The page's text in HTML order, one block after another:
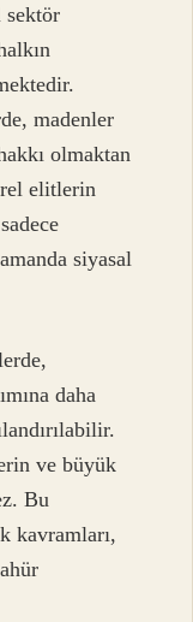
sektör
madenler
olmaktan
elitlerin
siyasal
daha
ve büyük
Bu
kavramları,